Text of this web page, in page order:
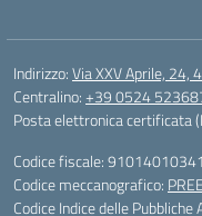
Indirizzo:Via XXV Aprile, 24,
Centralino:+39 0524
Posta elettronica certificata
Codice fiscale: 91014010341
Codice meccanografico:
Codice Indice delle